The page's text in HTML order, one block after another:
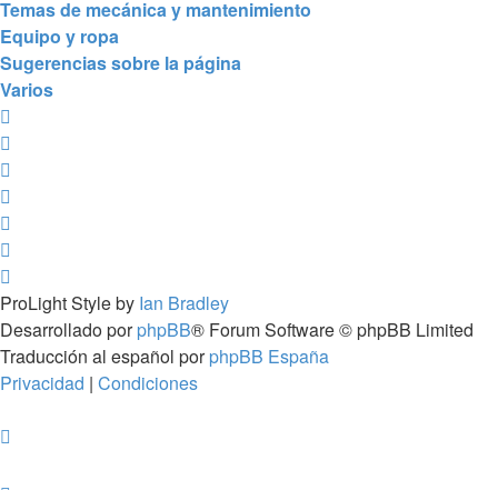
Temas de mecánica y mantenimiento
Equipo y ropa
Sugerencias sobre la página
Varios
ProLight Style by Ian Bradley
Desarrollado porphpBB® Forum Software © phpBB Limited
Traducción al español porphpBB España
Privacidad | Condiciones